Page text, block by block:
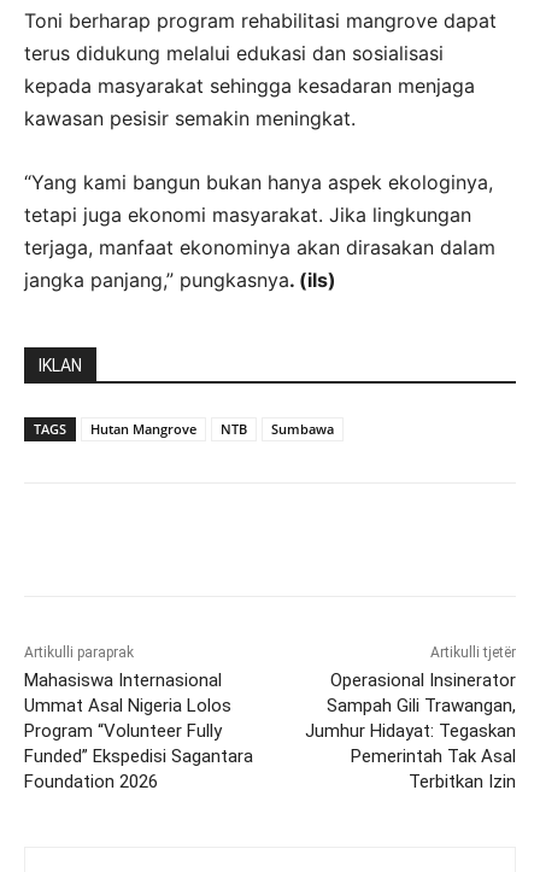
Toni berharap program rehabilitasi mangrove dapat
terus didukung melalui edukasi dan sosialisasi
kepada masyarakat sehingga kesadaran menjaga
kawasan pesisir semakin meningkat.
“Yang kami bangun bukan hanya aspek ekologinya,
tetapi juga ekonomi masyarakat. Jika lingkungan
terjaga, manfaat ekonominya akan dirasakan dalam
jangka panjang,” pungkasnya. (ils)
IKLAN
TAGS Hutan Mangrove NTB Sumbawa
Artikulli paraprak
Mahasiswa Internasional
Ummat Asal Nigeria Lolos
Program “Volunteer Fully
Funded” Ekspedisi Sagantara
Foundation 2026
Artikulli tjetër
Operasional Insinerator
Sampah Gili Trawangan,
Jumhur Hidayat: Tegaskan
Pemerintah Tak Asal
Terbitkan Izin